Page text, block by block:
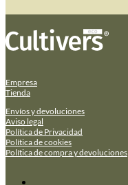
Empresa
Tienda
Envíos y devoluciones
Aviso legal
Política de Privacidad
Política de cookies
Política de compra y devoluciones